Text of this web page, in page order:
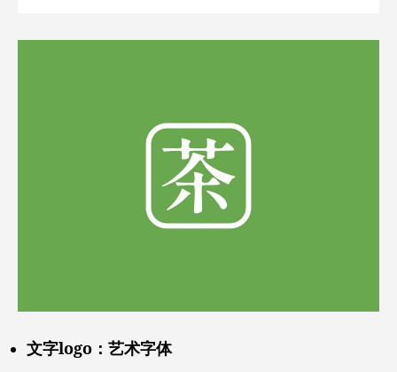
文字logo：艺术字体